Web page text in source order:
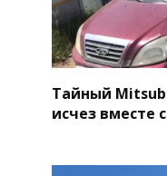
Тайный
исчез вместе